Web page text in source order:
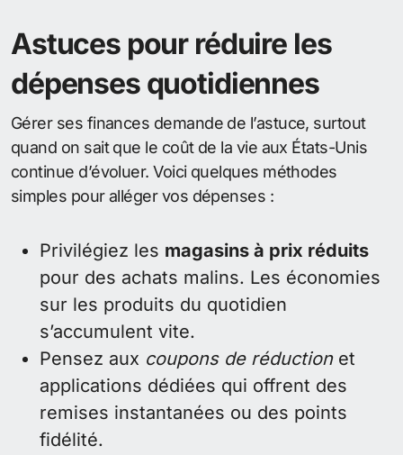
Astuces pour réduire les
dépenses quotidiennes
Gérer ses finances demande de l’astuce, surtout
quand on sait que le coût de la vie aux États-Unis
continue d’évoluer. Voici quelques méthodes
simples pour alléger vos dépenses :
Privilégiez les magasins à prix réduits
pour des achats malins. Les économies
sur les produits du quotidien
s’accumulent vite.
Pensez aux coupons de réductionet
applications dédiées qui offrent des
remises instantanées ou des points
fidélité.